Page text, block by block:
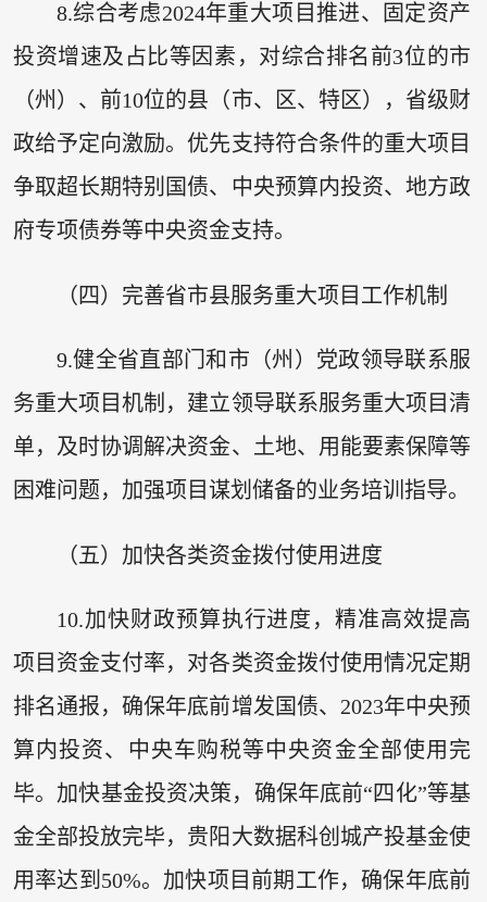
8.综合考虑2024年重大项目推进、固定资产
投资增速及占比等因素，对综合排名前3位的市
（州）、前10位的县（市、区、特区），省级财
政给予定向激励。优先支持符合条件的重大项目
争取超长期特别国债、中央预算内投资、地方政
府专项债券等中央资金支持。
（四）完善省市县服务重大项目工作机制
9.健全省直部门和市（州）党政领导联系服
务重大项目机制，建立领导联系服务重大项目清
单，及时协调解决资金、土地、用能要素保障等
困难问题，加强项目谋划储备的业务培训指导。
（五）加快各类资金拨付使用进度
10.加快财政预算执行进度，精准高效提高
项目资金支付率，对各类资金拨付使用情况定期
排名通报，确保年底前增发国债、2023年中央预
算内投资、中央车购税等中央资金全部使用完
毕。加快基金投资决策，确保年底前“四化”等基
金全部投放完毕，贵阳大数据科创城产投基金使
用率达到50%。加快项目前期工作，确保年底前